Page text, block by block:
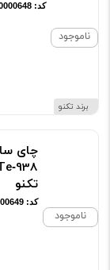
ناموجود
برند تکنو
کد: 10000648
ناموجود
چای
تکنو
کد: 10000649